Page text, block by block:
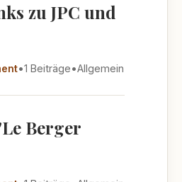
zu JPC und
•1 Beiträge•Allgemein
Berger